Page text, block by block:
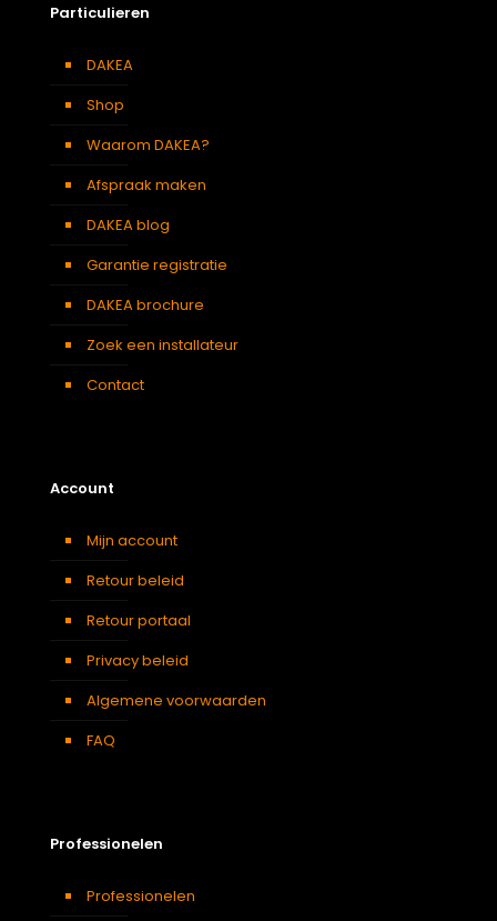
Particulieren
DAKEA
Shop
Waarom DAKEA?
Afspraak maken
DAKEA blog
Garantie registratie
DAKEA brochure
Zoek een installateur
Contact
Account
Mijn account
Retour beleid
Retour portaal
Privacy beleid
Algemene voorwaarden
FAQ
Professionelen
Professionelen